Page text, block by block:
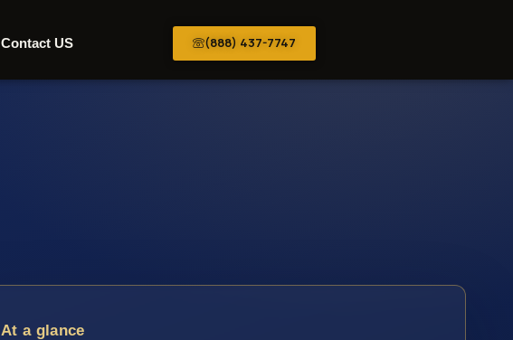
Contact US (888) 437-7747
At a glance